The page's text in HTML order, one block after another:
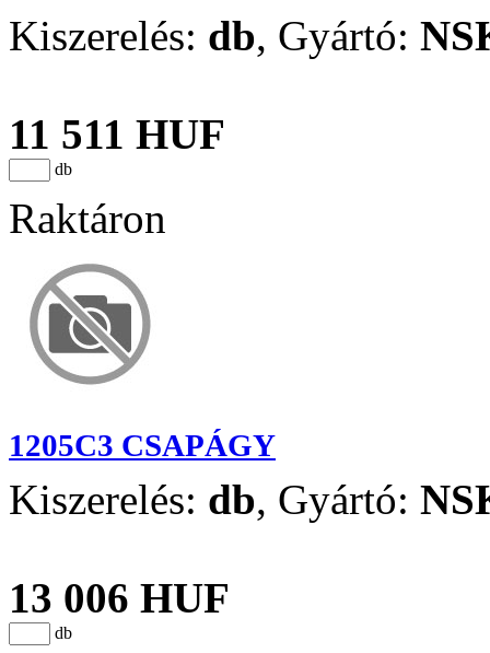
Kiszerelés: db, Gyártó:
11 511 HUF
db
Raktáron
1205C3 CSAPÁGY
Kiszerelés: db, Gyártó:
13 006 HUF
db